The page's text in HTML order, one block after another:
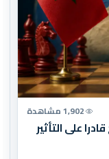
1,902 مشاهدة
على التأثير